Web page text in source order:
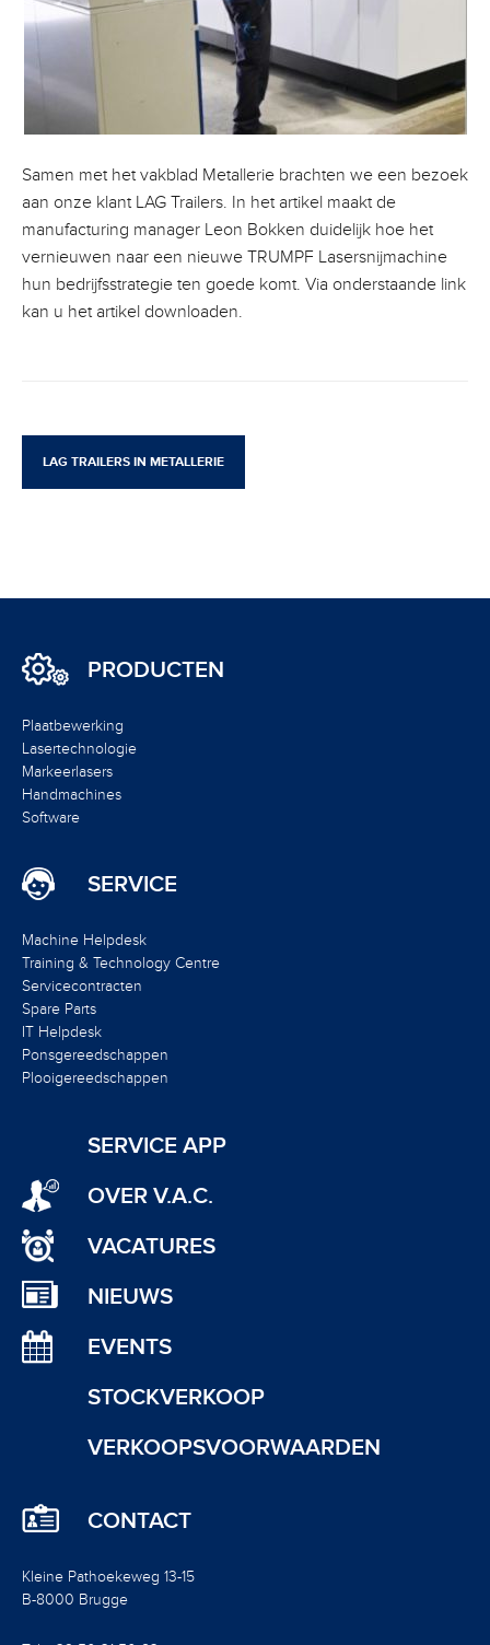
Samen met het vakblad Metallerie brachten we een bezoek
aan onze klant LAG Trailers. In het artikel maakt de
manufacturing manager Leon Bokken duidelijk hoe het
vernieuwen naar een nieuwe TRUMPF Lasersnijmachine
hun bedrijfsstrategie ten goede komt. Via onderstaande link
kan u het artikel downloaden.
LAG TRAILERS IN METALLERIE
PRODUCTEN
Plaatbewerking
Lasertechnologie
Markeerlasers
Handmachines
Software
SERVICE
Machine Helpdesk
Training & Technology Centre
Servicecontracten
Spare Parts
IT Helpdesk
Ponsgereedschappen
Plooigereedschappen
SERVICE APP
OVER V.A.C.
VACATURES
NIEUWS
EVENTS
STOCKVERKOOP
VERKOOPSVOORWAARDEN
CONTACT
Kleine Pathoekeweg 13-15
B-8000 Brugge